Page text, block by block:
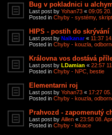
Bug v pokladnici u
Last post by Yohan73 « 09:05
Posted in Chyby - systémy,
HIPS - postih do skrývání
Last post by Nalkanar« 11:37
Posted in Chyby - kouzla,
Královna vos dostává
Last post by LDamian « 22:57
Posted in Chyby - NPC, bestie
Elementarni roj
Last post by Yohan73 « 17:27
Posted in Chyby - kouzla,
Prahvozd - zapomenutý
Last post by Aillen « 23:58 08.
Posted in Chyby - lokace